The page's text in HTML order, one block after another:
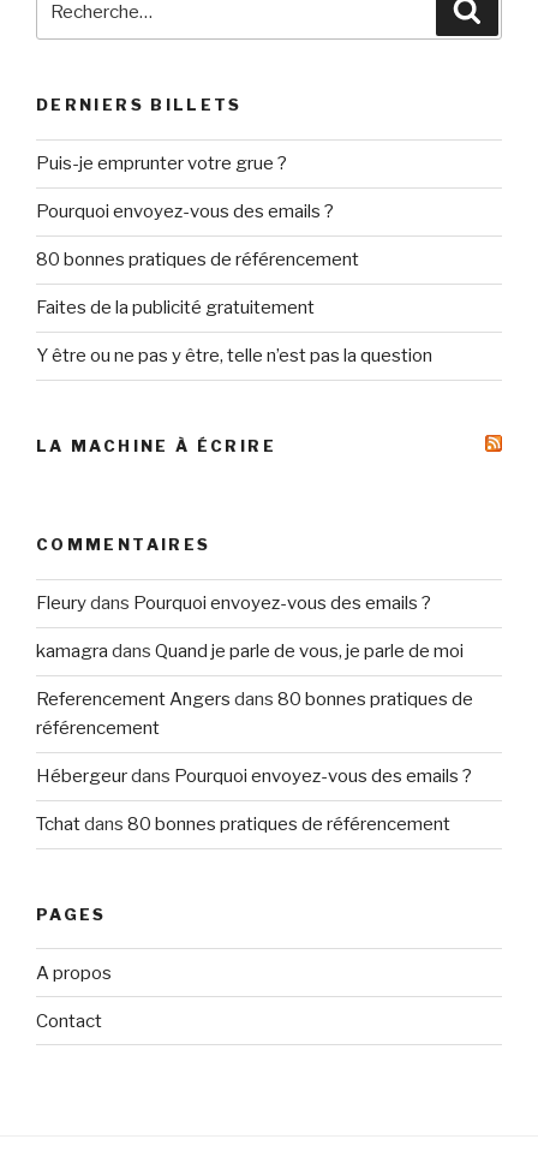
pour
DERNIERS BILLETS
Puis-je emprunter votre grue ?
Pourquoi envoyez-vous des emails ?
80 bonnes pratiques de référencement
Faites de la publicité gratuitement
Y être ou ne pas y être, telle n’est pas la question
LA MACHINE À ÉCRIRE
COMMENTAIRES
Fleurydans Pourquoi envoyez-vous des emails ?
kamagra dans Quand je parle de vous, je parle de moi
Referencement Angers dans 80 bonnes pratiques de
référencement
Hébergeurdans Pourquoi envoyez-vous des emails ?
Tchatdans 80 bonnes pratiques de référencement
PAGES
A propos
Contact